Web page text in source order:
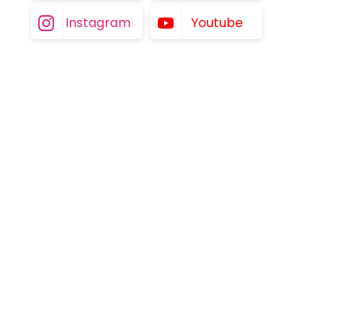
Instagram Youtube